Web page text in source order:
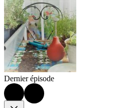
Dernier épisode